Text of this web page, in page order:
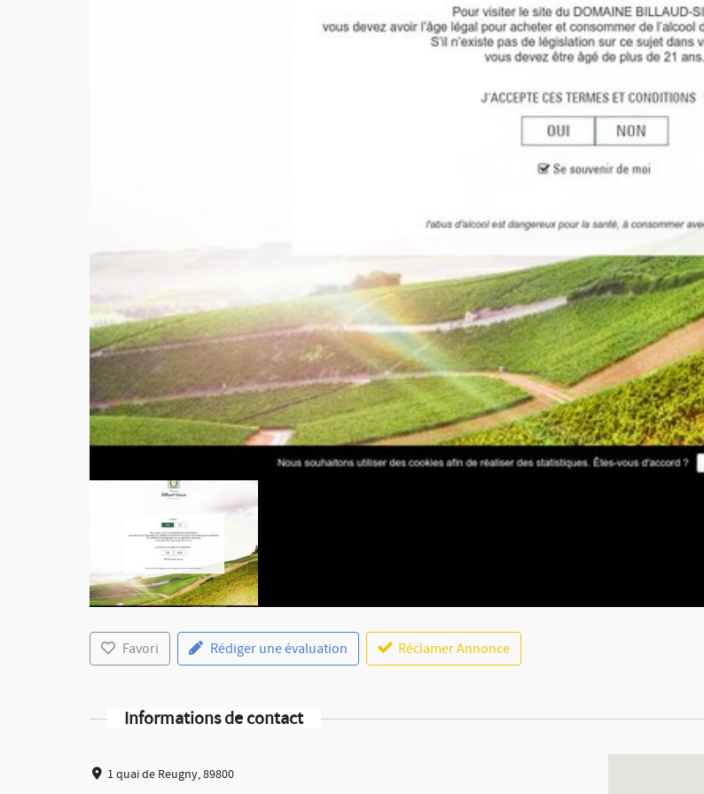
Favori Rédiger une évaluation Réclamer Annonce
Informations de contact
1 quai de Reugny, 89800